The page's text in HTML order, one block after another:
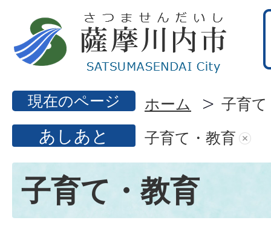
現在のページ ホーム 子育
あしあと 子育て・教育
子育て・教育